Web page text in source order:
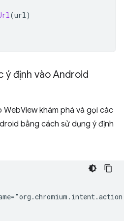
(url)
ý định vào Android
khám phá và gọi các
bằng cách sử dụng ý định